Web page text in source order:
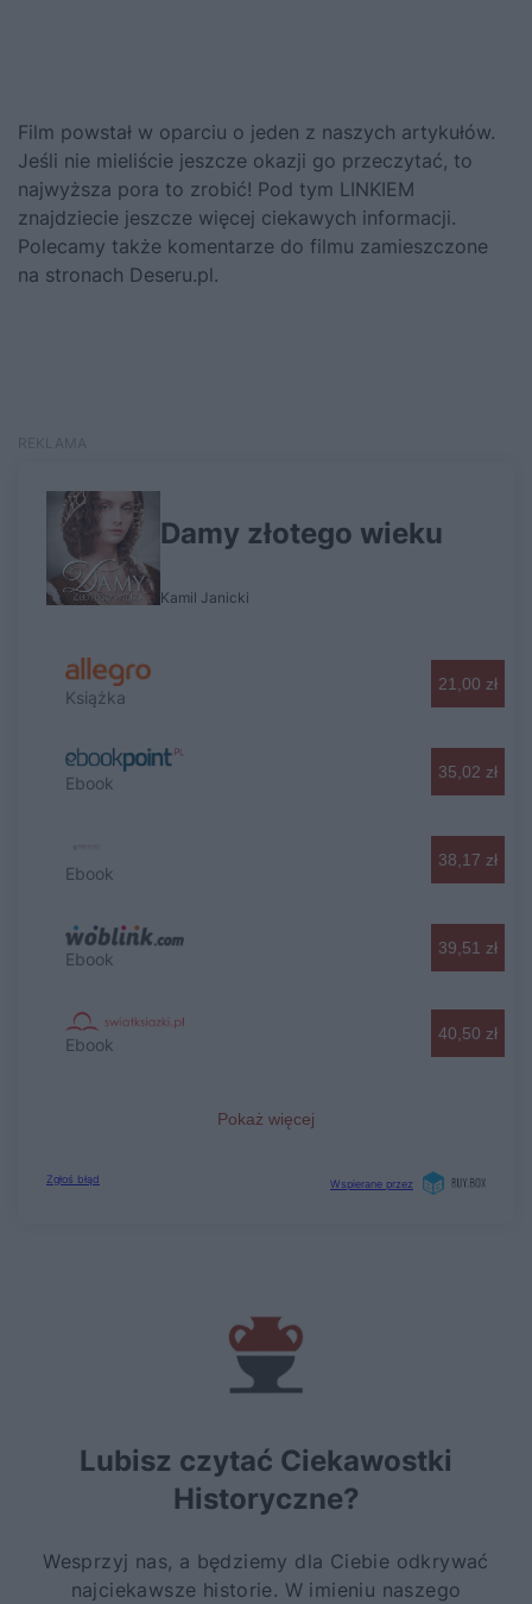
Film powstał w oparciu o jeden z naszych artykułów.
Jeśli nie mieliście jeszcze okazji go przeczytać, to
najwyższa pora to zrobić! Pod tym LINKIEM
znajdziecie jeszcze więcej ciekawych informacji.
Polecamy także komentarze do filmu zamieszczone
na stronach Deseru.pl.